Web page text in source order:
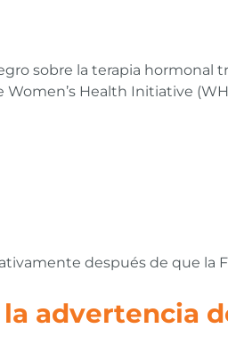
sobre la terapia hormonal
Health Initiative
después de que la
advertencia